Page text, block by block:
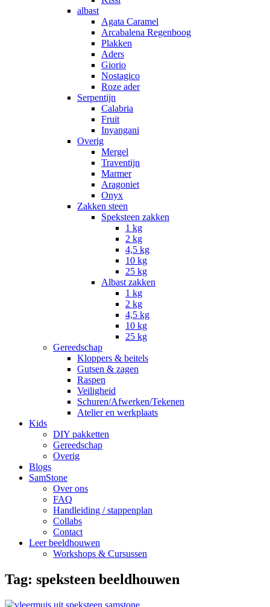
albast
Agata Caramel
Arcabalena Regenboog
Plakken
Aders
Giorio
Nostagico
Roze ader
Serpentijn
Calabria
Fruit
Inyangani
Overig
Mergel
Traventijn
Marmer
Aragoniet
Onyx
Zakken steen
Speksteen zakken
1 kg
2 kg
4,5 kg
10 kg
25 kg
Albast zakken
1 kg
2 kg
4,5 kg
10 kg
25 kg
Gereedschap
Kloppers & beitels
Gutsen & zagen
Raspen
Veiligheid
Schuren/Afwerken/Tekenen
Atelier en werkplaats
Kids
DIY pakketten
Gereedschap
Overig
Blogs
SamStone
Over ons
FAQ
Handleiding / stappenplan
Collabs
Contact
Leer beeldhouwen
Workshops & Cursussen
Tag: speksteen beeldhouwen